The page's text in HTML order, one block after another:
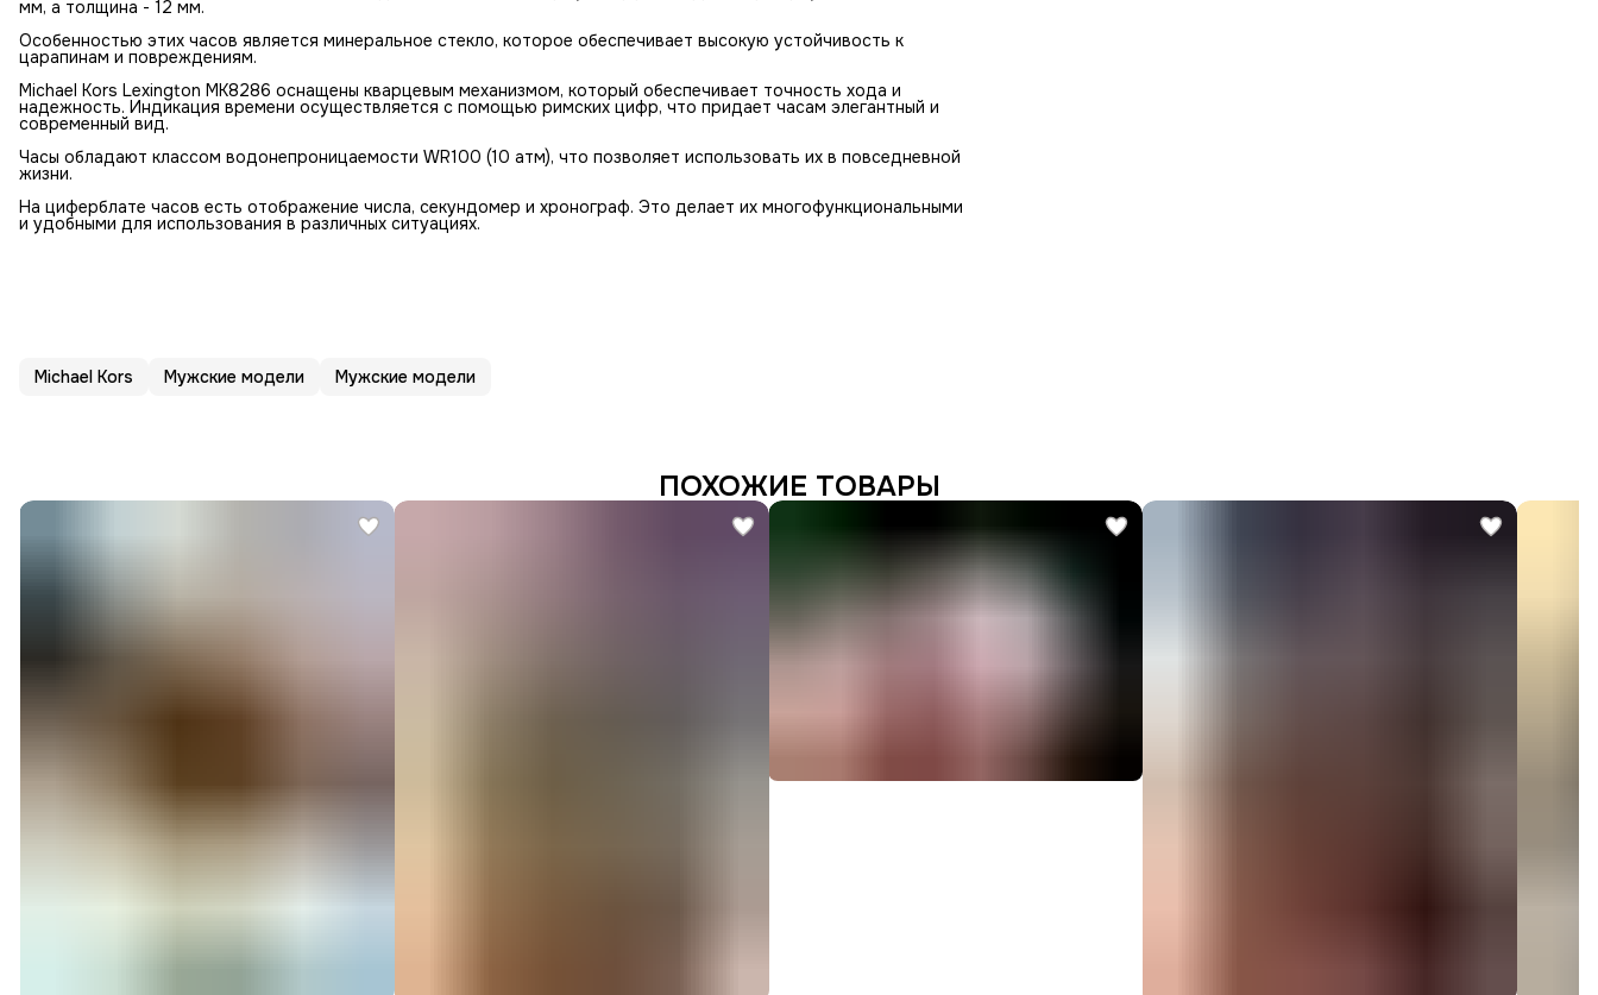
мм, а толщина - 12 мм.
Особенностью этих часов является минеральное стекло, которое обеспечивает высокую устойчивость к
царапинам и повреждениям.
Michael Kors Lexington MK8286 оснащены кварцевым механизмом, который обеспечивает точность хода и
надежность. Индикация времени осуществляется с помощью римских цифр, что придает часам элегантный и
современный вид.
Часы обладают классом водонепроницаемости WR100 (10 атм), что позволяет использовать их в повседневной
жизни.
На циферблате часов есть отображение числа, секундомер и хронограф. Это делает их многофункциональными
и удобными для использования в различных ситуациях.
Michael Kors Мужские модели Мужские модели
ПОХОЖИЕ ТОВАРЫ